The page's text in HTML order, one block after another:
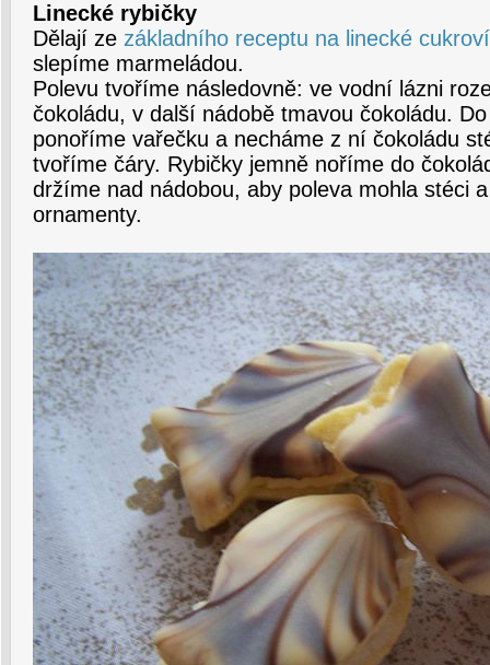
Linecké rybičky
Dělají ze základního receptu na linecké cukroví
slepíme marmeládou.
Polevu tvoříme následovně: ve vodní lázni
čokoládu, v další nádobě tmavou čokoládu.
ponoříme vařečku a necháme z ní čokoládu
tvoříme čáry. Rybičky jemně noříme do
držíme nad nádobou, aby poleva mohla stéci
ornamenty.